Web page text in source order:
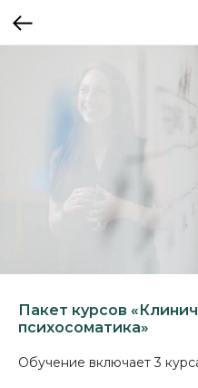
Пакет курсов
психосоматика»
Обучение включает 3